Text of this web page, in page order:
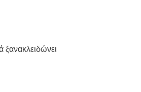
ξανακλειδώνει